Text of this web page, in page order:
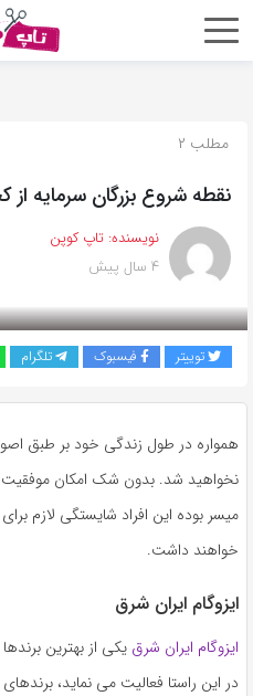
اشتراک
از
روش‌های
زیر
می‌توانید
این
صفحه
با
دوستان
خود
بگذارید.
کپی
لینک
مطلب ۲
نقطه شروع بزرگان سرمایه از
نویسنده: تاپ کوپن
۴ سال پیش
توییتر فیسبوک تلگرام
همواره در طول زندگی خود بر طبق
نخواهید شد. بدون شک امکان موفقیت
میسر بوده این افراد شایستگی لازم
خواهند داشت.
ایزوگام ایران شرق
ایزوگام ایران شرق یکی از بهترین
در این راستا فعالیت می نماید،